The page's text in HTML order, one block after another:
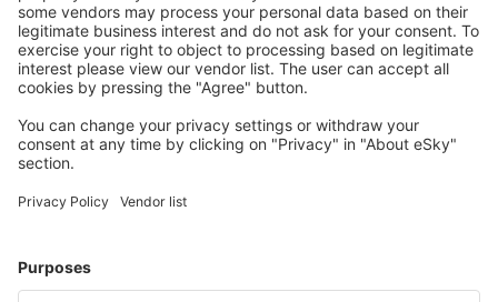
Unterkünfte, die Sie mögen
Wählen Sie aus über 1,3 Millionen Unterkünften: Hotels,
Hütten, Apartments und andere.
Meist gesuchte Hotels von eSky-Nutzern
Hotels in Österreich - Beliebte Städte
Hotels in Schladming Hotels in Graz